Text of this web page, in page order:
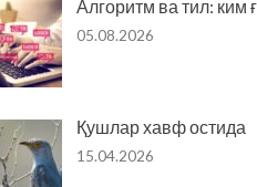
Алгоритм ва тил: ким
05.08.2026
Қушлар хавф остида
15.04.2026